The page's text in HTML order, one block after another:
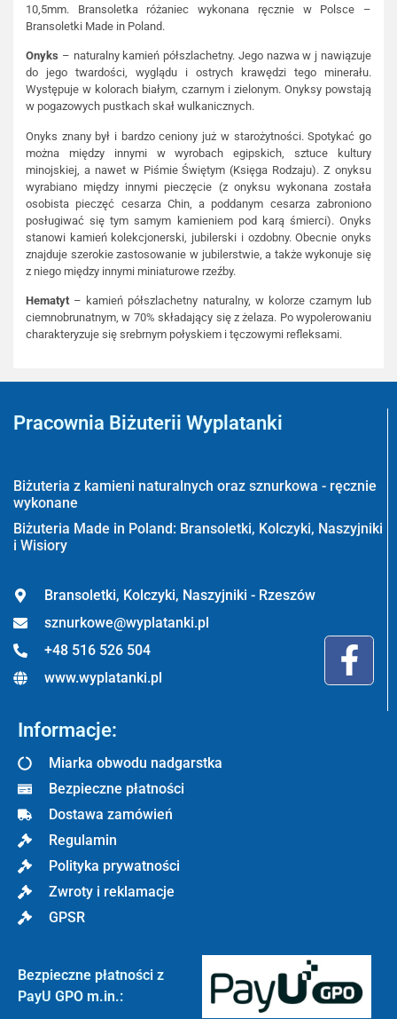
10,5mm. Bransoletka różaniec wykonana ręcznie w Polsce –
Bransoletki Made in Poland.
Onyks – naturalny kamień półszlachetny. Jego nazwa w j nawiązuje
do jego twardości, wyglądu i ostrych krawędzi tego minerału.
Występuje w kolorach białym, czarnym i zielonym. Onyksy powstają
w pogazowych pustkach skał wulkanicznych.
Onyks znany był i bardzo ceniony już w starożytności. Spotykać go
można między innymi w wyrobach egipskich, sztuce kultury
minojskiej, a nawet w Piśmie Świętym (Księga Rodzaju). Z onyksu
wyrabiano między innymi pieczęcie (z onyksu wykonana została
osobista pieczęć cesarza Chin, a poddanym cesarza zabroniono
posługiwać się tym samym kamieniem pod karą śmierci). Onyks
stanowi kamień kolekcjonerski, jubilerski i ozdobny. Obecnie onyks
znajduje szerokie zastosowanie w jubilerstwie, a także wykonuje się
z niego między innymi miniaturowe rzeźby.
Hematyt – kamień półszlachetny naturalny, w kolorze czarnym lub
ciemnobrunatnym, w 70% składający się z żelaza. Po wypolerowaniu
charakteryzuje się srebrnym połyskiem i tęczowymi refleksami.
Pracownia Biżuterii Wyplatanki
Biżuteria z kamieni naturalnych oraz sznurkowa - ręcznie
wykonane
Biżuteria Made in Poland: Bransoletki, Kolczyki, Naszyjniki
i Wisiory
Bransoletki, Kolczyki, Naszyjniki - Rzeszów
sznurkowe@wyplatanki.pl
+48 516 526 504
www.wyplatanki.pl
Informacje:
Miarka obwodu nadgarstka
Bezpieczne płatności
Dostawa zamówień
Regulamin
Polityka prywatności
Zwroty i reklamacje
GPSR
Bezpieczne płatności z
PayU GPO m.in.: